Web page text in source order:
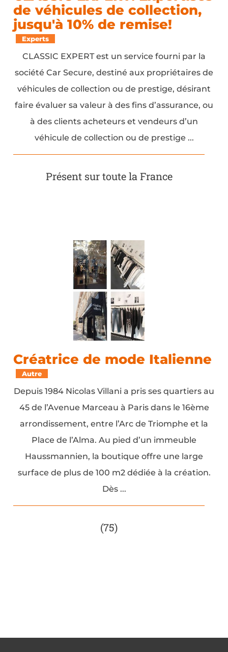
de véhicules de collection,
jusqu'à 10% de remise!
Experts
CLASSIC EXPERT est un service fourni par la
société Car Secure, destiné aux propriétaires de
véhicules de collection ou de prestige, désirant
faire évaluer sa valeur à des fins d’assurance, ou
à des clients acheteurs et vendeurs d’un
véhicule de collection ou de prestige ...
Présent sur toute la France
Créatrice de mode Italienne
Autre
Depuis 1984 Nicolas Villani a pris ses quartiers au
45 de l’Avenue Marceau à Paris dans le 16ème
arrondissement, entre l’Arc de Triomphe et la
Place de l’Alma. Au pied d’un immeuble
Haussmannien, la boutique offre une large
surface de plus de 100 m2 dédiée à la création.
Dès ...
(75)